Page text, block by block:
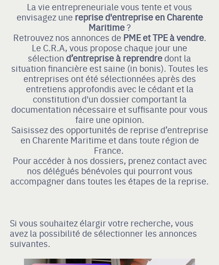
La vie entrepreneuriale vous tente et vous
envisagez une reprise d'entrepriseen Charente
Maritime?
Retrouvez nos annonces de PME et TPE à vendre.
Le C.R.A, vous propose chaque jour une
sélection d’entreprise à reprendre dont la
situation financière est saine (in bonis). Toutes les
entreprises ont été sélectionnées après des
entretiens approfondis avec le cédant et la
constitution d'un dossier comportant la
documentation nécessaire et suffisante pour vous
faire une opinion.
Saisissez des opportunités de reprise d’entreprise
en Charente Maritime et dans toute région de
France.
Pour accéder à nos dossiers, prenez contact avec
nos délégués bénévoles qui pourront vous
accompagner dans toutes les étapes de la reprise.
Si vous souhaitez élargir votre recherche, vous
avez la possibilité de sélectionner les annonces
suivantes.